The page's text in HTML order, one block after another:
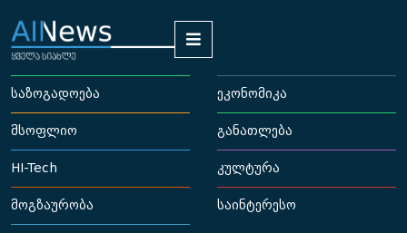
საზოგადოება ეკონომიკა
მსოფლიო განათლება
HI-Tech კულტურა
მოგზაურობა საინტერესო